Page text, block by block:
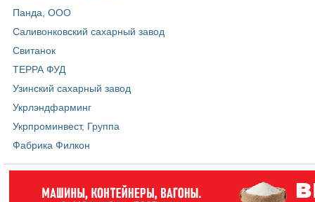
Панда, ООО
Саливонковский сахарный завод
Свитанок
ТЕРРА ФУД
Узинский сахарный завод
Укрлэндфарминг
Укрпроминвест, Группа
Фабрика Филкон